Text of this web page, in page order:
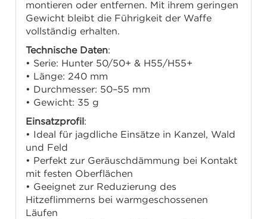
montieren oder entfernen. Mit ihrem geringen
Gewicht bleibt die Führigkeit der Waffe
vollständig erhalten.
Technische Daten:
• Serie: Hunter 50/50+ & H55/H55+
• Länge: 240 mm
• Durchmesser: 50–55 mm
• Gewicht: 35 g
Einsatzprofil:
• Ideal für jagdliche Einsätze in Kanzel, Wald
und Feld
• Perfekt zur Geräuschdämmung bei Kontakt
mit festen Oberflächen
• Geeignet zur Reduzierung des
Hitzeflimmerns bei warmgeschossenen
Läufen